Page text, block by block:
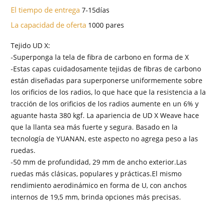
El tiempo de entrega7-15días
La capacidad de oferta 1000 pares
Tejido UD X:
-Superponga la tela de fibra de carbono en forma de X
-Estas capas cuidadosamente tejidas de fibras de carbono
están diseñadas para superponerse uniformemente sobre
los orificios de los radios, lo que hace que la resistencia a la
tracción de los orificios de los radios aumente en un 6% y
aguante hasta 380 kgf. La apariencia de UD X Weave hace
que la llanta sea más fuerte y segura. Basado en la
tecnología de YUANAN, este aspecto no agrega peso a las
ruedas.
-50 mm de profundidad, 29 mm de ancho exterior.Las
ruedas más clásicas, populares y prácticas.El mismo
rendimiento aerodinámico en forma de U, con anchos
internos de 19,5 mm, brinda opciones más precisas.